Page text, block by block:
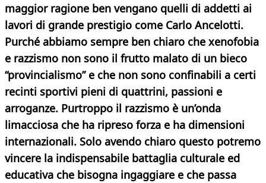
maggior ragione ben vengano quelli di addetti ai
lavori di grande prestigio come Carlo Ancelotti.
Purché abbiamo sempre ben chiaro che xenofobia
e razzismo non sono il frutto malato di un bieco
“provincialismo” e che non sono confinabili a certi
recinti sportivi pieni di quattrini, passioni e
arroganze. Purtroppo il razzismo è un’onda
limacciosa che ha ripreso forza e ha dimensioni
internazionali. Solo avendo chiaro questo potremo
vincere la indispensabile battaglia culturale ed
educativa che bisogna ingaggiare e che passa